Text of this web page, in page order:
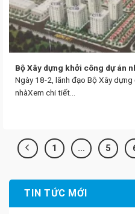
Bộ Xây dựng khởi công dự án
Ngày 18-2, lãnh đạo Bộ Xây
nhàXem chi tiết...
1 … 5
TIN TỨC MỚI